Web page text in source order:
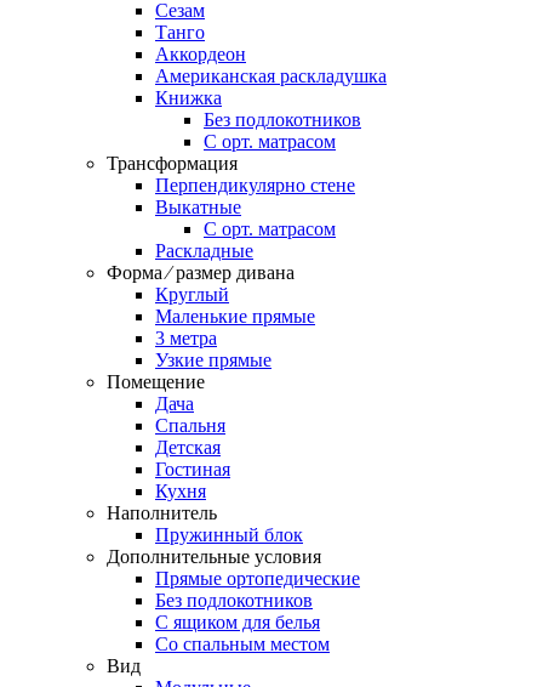
Сезам
Танго
Аккордеон
Американская раскладушка
Книжка
Без подлокотников
С орт. матрасом
Трансформация
Перпендикулярно стене
Выкатные
С орт. матрасом
Раскладные
Форма ⁄ размер дивана
Круглый
Маленькие прямые
3 метра
Узкие прямые
Помещение
Дача
Спальня
Детская
Гостиная
Кухня
Наполнитель
Пружинный блок
Дополнительные условия
Прямые ортопедические
Без подлокотников
С ящиком для белья
Со спальным местом
Вид